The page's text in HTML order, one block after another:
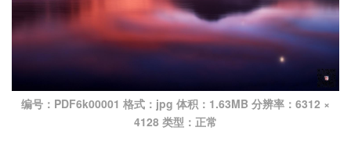
编号：PDF6k00001 格式：jpg 体积：1.63MB 分辨率：6312 ×
4128 类型：正常